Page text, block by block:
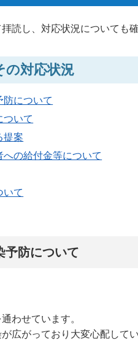
読し、対応状況についても
の対応状況
防について
ついて
提案
への給付金等について
いて
予防について
わせています。
広がっており大変心配してい